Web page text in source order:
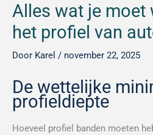
Alles wat je moet
het profiel van
Door Karel / november 22, 2025
De wettelijke
profieldiepte
Hoeveel profiel banden moeten